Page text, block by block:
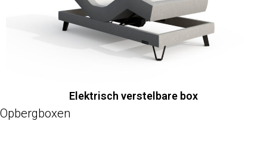
Elektrisch verstelbare box
Opbergboxen